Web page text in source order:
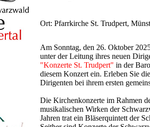
Ort: Pfarrkirche St. Trudpert,
Am Sonntag, den 26. Oktober
unter der Leitung ihres neuen
"Konzerte St. Trudpert" in der
diesem Konzert ein. Erleben Sie
Dirigenten bei ihrem ersten
Die Kirchenkonzerte im Rahmen
musikalischen Wirken der
Jahren trat ein Bläserquintett der